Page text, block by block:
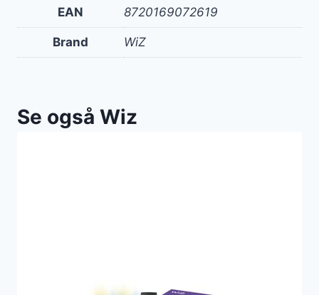
EAN 8720169072619
Brand WiZ
Se også Wiz